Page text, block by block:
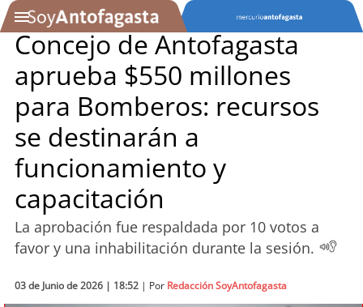
Podcast
Actualidad
Entretención
Economía
Deportes
Concejo de Antofagasta
aprueba $550 millones
para Bomberos: recursos
se destinarán a
funcionamiento y
capacitación
La aprobación fue respaldada por 10 votos a
favor y una inhabilitación durante la sesión.
03 de Junio de 2026 | 18:52 | Por Redacción SoyAntofagasta